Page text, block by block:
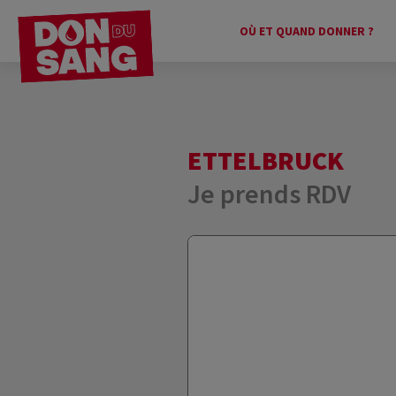
OÙ ET QUAND DONNER ?
ETTELBRUCK
Je prends RDV